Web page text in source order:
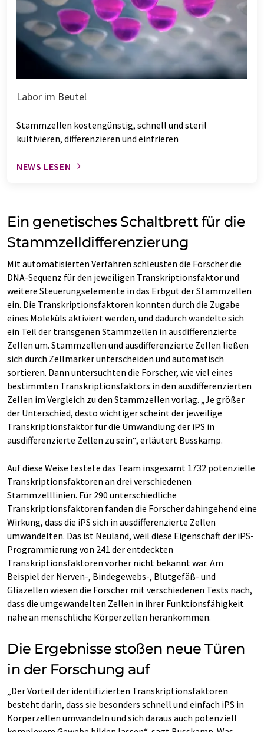
Labor im Beutel
Stammzellen kostengünstig, schnell und steril
kultivieren, differenzieren und einfrieren
NEWS LESEN
Ein genetisches Schaltbrett für die
Stammzelldifferenzierung
Mit automatisierten Verfahren schleusten die Forscher die
DNA-Sequenz für den jeweiligen Transkriptionsfaktor und
weitere Steuerungselemente in das Erbgut der Stammzellen
ein. Die Transkriptionsfaktoren konnten durch die Zugabe
eines Moleküls aktiviert werden, und dadurch wandelte sich
ein Teil der transgenen Stammzellen in ausdifferenzierte
Zellen um. Stammzellen und ausdifferenzierte Zellen ließen
sich durch Zellmarker unterscheiden und automatisch
sortieren. Dann untersuchten die Forscher, wie viel eines
bestimmten Transkriptionsfaktors in den ausdifferenzierten
Zellen im Vergleich zu den Stammzellen vorlag. „Je größer
der Unterschied, desto wichtiger scheint der jeweilige
Transkriptionsfaktor für die Umwandlung der iPS in
ausdifferenzierte Zellen zu sein“, erläutert Busskamp.
Auf diese Weise testete das Team insgesamt 1732 potenzielle
Transkriptionsfaktoren an drei verschiedenen
Stammzelllinien. Für 290 unterschiedliche
Transkriptionsfaktoren fanden die Forscher dahingehend eine
Wirkung, dass die iPS sich in ausdifferenzierte Zellen
umwandelten. Das ist Neuland, weil diese Eigenschaft der iPS-
Programmierung von 241 der entdeckten
Transkriptionsfaktoren vorher nicht bekannt war. Am
Beispiel der Nerven-, Bindegewebs-, Blutgefäß- und
Gliazellen wiesen die Forscher mit verschiedenen Tests nach,
dass die umgewandelten Zellen in ihrer Funktionsfähigkeit
nahe an menschliche Körperzellen herankommen.
Die Ergebnisse stoßen neue Türen
in der Forschung auf
„Der Vorteil der identifizierten Transkriptionsfaktoren
besteht darin, dass sie besonders schnell und einfach iPS in
Körperzellen umwandeln und sich daraus auch potenziell